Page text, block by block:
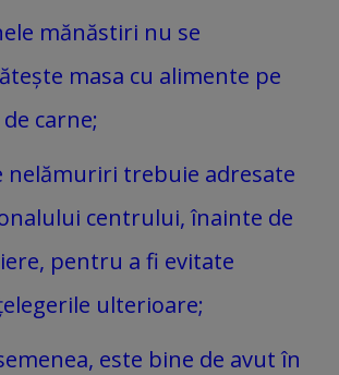
mănăstiri nu se
masa cu alimente pe
carne;
nelămuriri trebuie adresate
centrului, înainte de
pentru a fi evitate
ulterioare;
este bine de avut în